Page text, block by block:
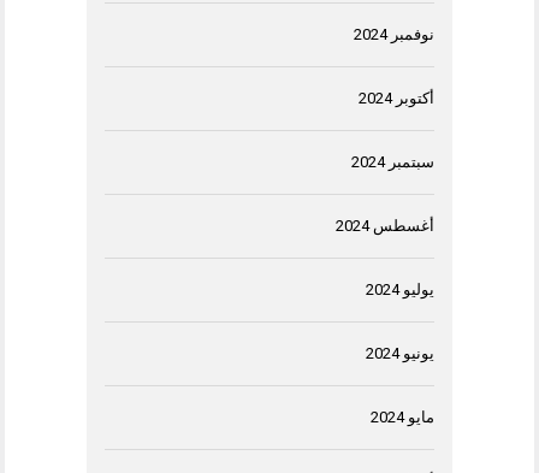
نوفمبر 2024
أكتوبر 2024
سبتمبر 2024
أغسطس 2024
يوليو 2024
يونيو 2024
مايو 2024